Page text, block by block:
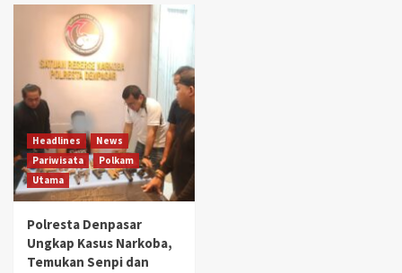
Headlines
News
Pariwisata
Polkam
Utama
Polresta Denpasar
Ungkap Kasus Narkoba,
Temukan Senpi dan